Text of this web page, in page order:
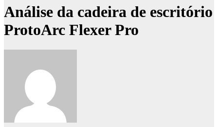
Análise da cadeira de escritório
ProtoArc Flexer Pro